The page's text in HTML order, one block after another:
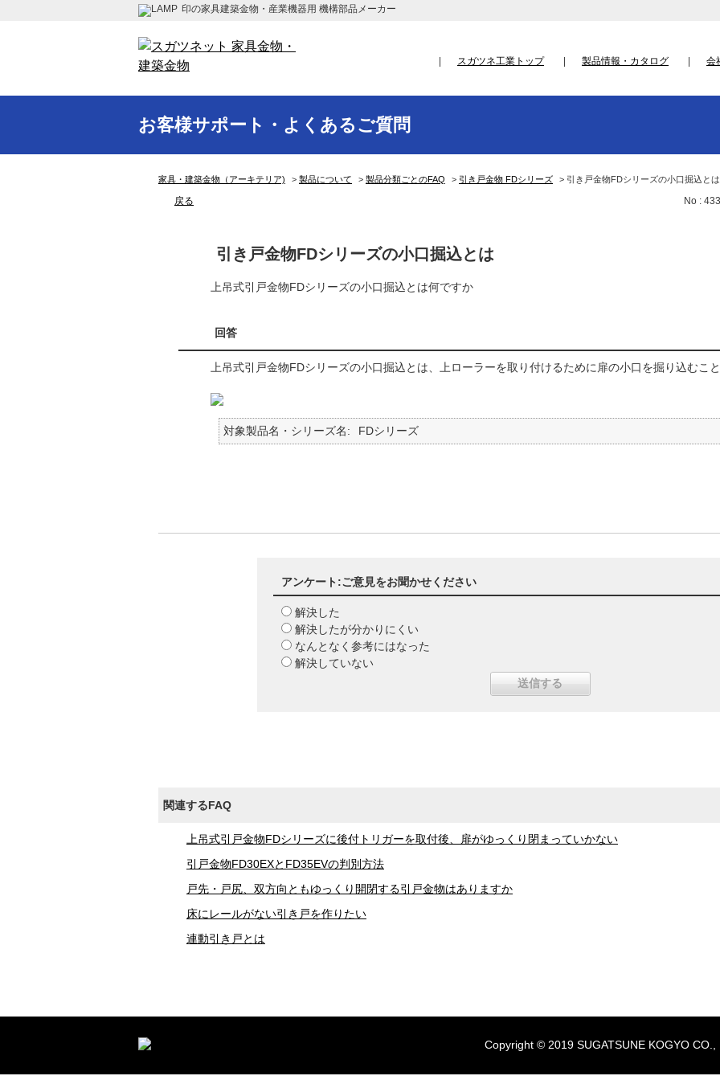
印の家具建築金物・産業機器用 機構部品メーカー
スガツネ工業トップ 製品情報・カタログ 会
お客様サポート・よくあるご質問
家具・建築金物（アーキテリア) > 製品について > 製品分類ごとのFAQ > 引き戸金物 FDシリーズ > 引き戸金物FDシリーズの小口掘込とは
戻る No :
引き戸金物FDシリーズの小口掘込とは
上吊式引戸金物FDシリーズの小口掘込とは何ですか
回答
上吊式引戸金物FDシリーズの小口掘込とは、上ローラーを取り付けるために扉の小口を掘り込むこ
対象製品名・シリーズ名 FDシリーズ
アンケート:ご意見をお聞かせください
解決した
解決したが分かりにくい
なんとなく参考にはなった
解決していない
関連するFAQ
上吊式引戸金物FDシリーズに後付トリガーを取付後、扉がゆっくり閉まっていかない
引戸金物FD30EXとFD35EVの判別方法
戸先・戸尻、双方向ともゆっくり開閉する引戸金物はありますか
床にレールがない引き戸を作りたい
連動引き戸とは
Copyright © 2019 SUGATSUNE KOGYO